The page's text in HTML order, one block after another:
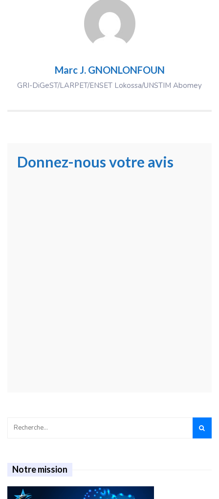
Marc J. GNONLONFOUN
GRI-DiGeST/LARPET/ENSET Lokossa/UNSTIM Abomey
Donnez-nous votre avis
Notre mission